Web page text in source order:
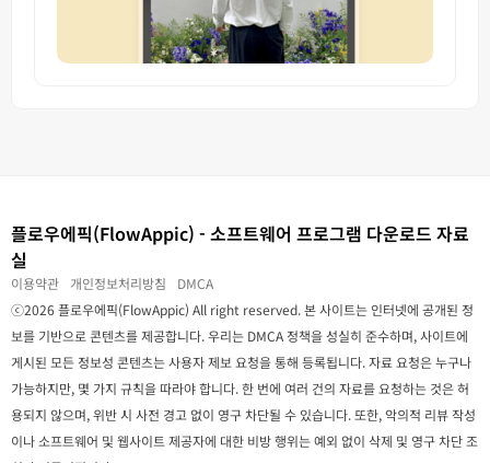
플로우에픽(FlowAppic) - 소프트웨어 프로그램 다운로드 자료
실
이용약관 개인정보처리방침
DMCA
ⓒ2026 플로우에픽(FlowAppic) All right reserved. 본 사이트는 인터넷에 공개된 정
보를 기반으로 콘텐츠를 제공합니다. 우리는 DMCA 정책을 성실히 준수하며, 사이트에
게시된 모든 정보성 콘텐츠는 사용자 제보 요청을 통해 등록됩니다. 자료 요청은 누구나
가능하지만, 몇 가지 규칙을 따라야 합니다. 한 번에 여러 건의 자료를 요청하는 것은 허
용되지 않으며, 위반 시 사전 경고 없이 영구 차단될 수 있습니다. 또한, 악의적 리뷰 작성
이나 소프트웨어 및 웹사이트 제공자에 대한 비방 행위는 예외 없이 삭제 및 영구 차단 조